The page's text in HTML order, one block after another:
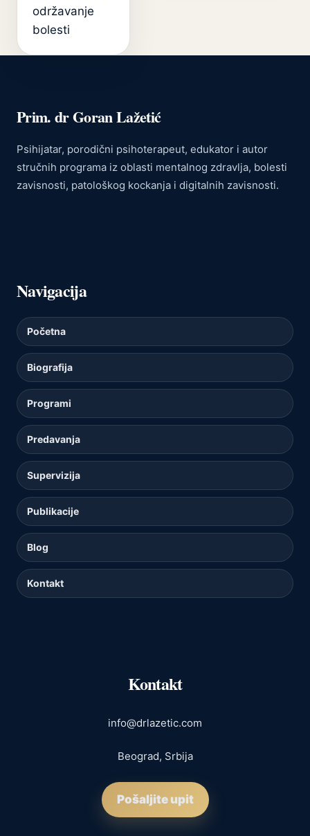
održavanje
bolesti
Prim. dr Goran Lažetić
Psihijatar, porodični psihoterapeut, edukator i autor
stručnih programa iz oblasti mentalnog zdravlja, bolesti
zavisnosti, patološkog kockanja i digitalnih zavisnosti.
Navigacija
Početna
Biografija
Programi
Predavanja
Supervizija
Publikacije
Blog
Kontakt
Kontakt
info@drlazetic.com
Beograd, Srbija
Pošaljite upit